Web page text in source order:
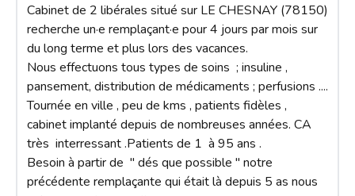
Cabinet de 2 libérales situé sur LE CHESNAY (78150)
recherche un·e remplaçant·e pour 4 jours par mois sur
du long terme et plus lors des vacances.
Nous effectuons tous types de soins  ; insuline ,
pansement, distribution de médicaments ; perfusions ....
Tournée en ville , peu de kms , patients fidèles ,
cabinet implanté depuis de nombreuses années. CA
très  interressant .Patients de 1  à 95 ans .
Besoin à partir de  " dés que possible " notre
précédente remplaçante qui était là depuis 5 as nous